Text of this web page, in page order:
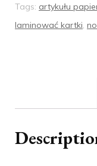
Tags: artykułu
laminować kartki,